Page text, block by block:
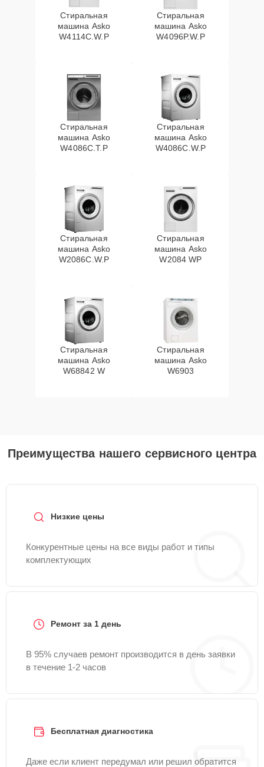
Стиральная
машина Asko
W4114C.W.P
Стиральная
машина Asko
W4096P.W.P
Стиральная
машина Asko
W4086C.T.P
Стиральная
машина Asko
W4086C.W.P
Стиральная
машина Asko
W2086C.W.P
Стиральная
машина Asko
W2084 WP
Стиральная
машина Asko
W68842 W
Стиральная
машина Asko
W6903
Преимущества нашего сервисного центра
Низкие цены
Конкурентные цены на все виды работ и типы
комплектующих
Ремонт за 1 день
В 95% случаев ремонт производится в день заявки
в течение 1-2 часов
Бесплатная диагностика
Даже если клиент передумал или решил обратится